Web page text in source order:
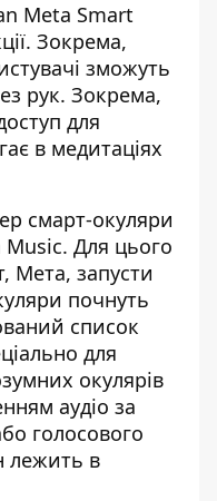
Meta Smart
Зокрема,
зможуть
рук. Зокрема,
для
в медитаціях
смарт-окуляри
Для цього
Мета, запусти
почнуть
список
для
окулярів
аудіо за
голосового
лежить в